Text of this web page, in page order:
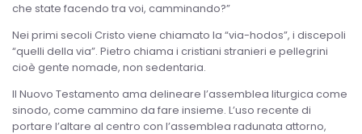
che state facendo tra voi, camminando?”
Nei primi secoli Cristo viene chiamato la “via-hodos”, i discepoli
“quelli della via”. Pietro chiama i cristiani stranieri e pellegrini
cioè gente nomade, non sedentaria.
Il Nuovo Testamento ama delineare l’assemblea liturgica come
sinodo, come cammino da fare insieme. L’uso recente di
portare l’altare al centro con l’assemblea radunata attorno,